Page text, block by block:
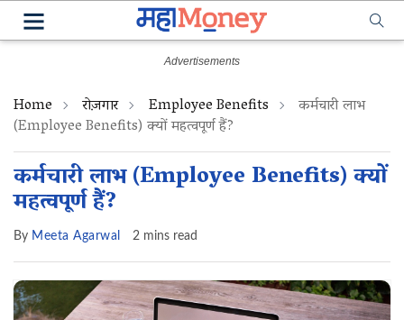
Home रोज़गार Employee Benefits कर्मचारी लाभ
(Employee Benefits) क्यों महत्वपूर्ण हैं?
कर्मचारी लाभ (Employee Benefits) क्यों
महत्वपूर्ण हैं?
By Meeta Agarwal 2 mins read